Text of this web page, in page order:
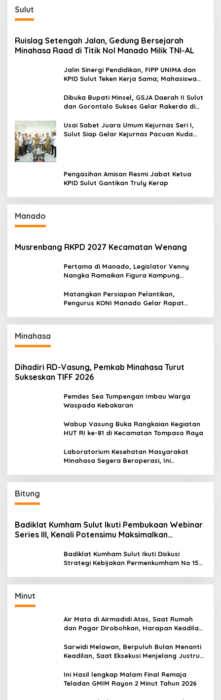
Sulut
Ruislag Setengah Jalan, Gedung Bersejarah
Minahasa Raad di Titik Nol Manado Milik TNI-AL
Jalin Sinergi Pendidikan, FIPP UNIMA dan
KPID Sulut Teken Kerja Sama; Mahasiswa
Penyiaran
Dibuka Bupati Minsel, GSJA Daerah II Sulut
dan Gorontalo Sukses Gelar Rakerda di
Usai Sabet Juara Umum Kejurnas Seri I,
Sulut Siap Gelar Kejurnas Pacuan Kuda
Pengasihan Amisan Resmi Jabat Ketua
KPID Sulut Gantikan Truly Kerap
Manado
Musrenbang RKPD 2027 Kecamatan Wenang
Pertama di Manado, Legislator Venny
Nangka Ramaikan Figura Kampung
Matangkan Persiapan Pelantikan,
Pengurus KONI Manado Gelar Rapat
Minahasa
Dihadiri RD-Vasung, Pemkab Minahasa Turut
Sukseskan TIFF 2026
Pemdes Sea Tumpengan Imbau Warga
Waspada Kebakaran
Wabup Vasung Buka Rangkaian Kegiatan
HUT RI ke-81 di Kecamatan Tompaso Raya
Laboratorium Kesehatan Masyarakat
Minahasa Segera Beroperasi, Ini
Bitung
Badiklat Kumham Sulut Ikuti Pembukaan Webinar
Series III, Kenali Potensimu Maksimalkan
Badiklat Kumham Sulut Ikuti Diskusi
Strategi Kebijakan Permenkumham No 15
Minut
Air Mata di Airmadidi Atas, Saat Rumah
dan Pagar Dirobohkan, Harapan Keadilan
Sarwidi Melawan, Berpuluh Bulan Menanti
Keadilan, Saat Eksekusi Menjelang Justru
Ini Hasil lengkap Malam Final Remaja
Teladan GMIM Rayon 2 Minut Tahun 2026